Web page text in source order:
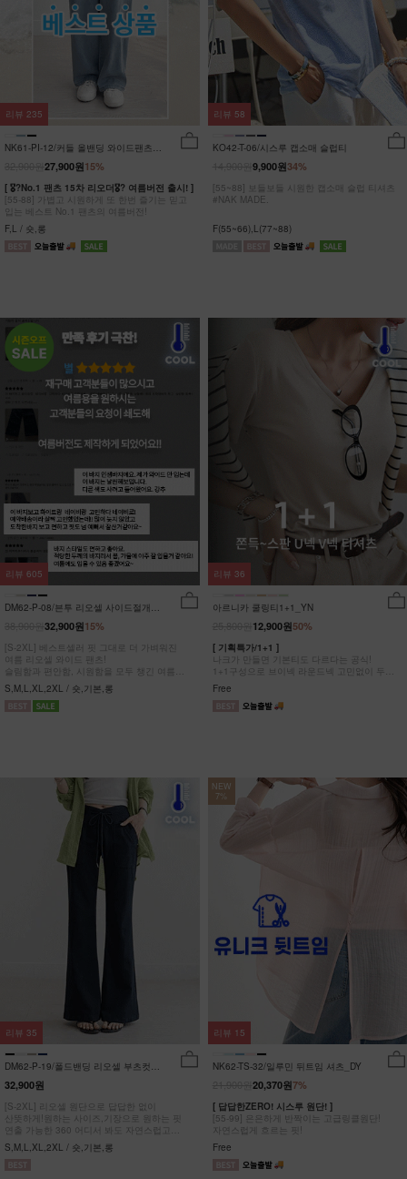
NK61-PI-12/커들 올밴딩 와이드팬츠
15%
27,900원
[ 🎖?No.1 팬츠 15차 리오더🎖? 여름버전 출시! ]
[55-88] 가볍고 시원하게 또 한번 즐기는 믿고
입는 베스트 No.1 팬츠의 여름버전!
F,L / 숏,롱
리뷰 235
KO42-T-06/시스루 캡소매 슬럽티
34%
9,900원
[55~88] 보들보들 시원한 캡소매 슬럽 티셔츠
#NAK MADE.
F(55~66),L(77~88)
리뷰 58
DM62-P-08/븐투 리오셀 사이드절개팬
15%
32,900원
[S-2XL] 베스트셀러 핏 그대로 더 가벼워진
여름 리오셀 와이드 팬츠!
슬림함과 편안함, 시원함을 모두 챙긴 여름
완전정복 팬츠
S,M,L,XL,2XL / 숏,기본,롱
리뷰 605
아르니카 쿨링티1+1_YN
50%
12,900원
[ 기획특가/1+1 ]
나크가 만들면 기본티도 다르다는 공식!
1+1구성으로 브이넥 라운드넥 고민없이 두장
다 챙겨가세요
Free
리뷰 36
DM62-P-19/폴드밴딩 리오셀 부츠컷팬
32,900원
[S-2XL] 리오셀 원단으로 답답한 없이
산뜻하게!원하는 사이즈,기장으로 원하는 핏
연출 가능한 360 어디서 봐도 자연스럽고
균형잡힌 부츠컷 팬츠
S,M,L,XL,2XL / 숏,기본,롱
리뷰 35
NEW
7%
NK62-TS-32/일루민 뒤트임 셔츠_DY
7%
20,370원
[ 답답한ZERO! 시스루 원단! ]
[55-99] 은은하게 반짝이는 고급링클원단!
자연스럽게 흐르는 핏!
Free
리뷰 15